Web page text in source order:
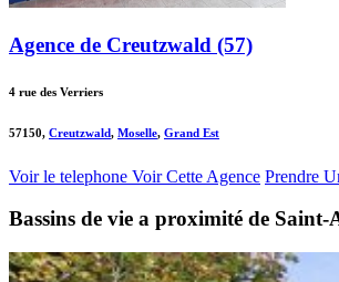
Agence de Creutzwald (57)
4 rue des Verriers
57150, Creutzwald, Moselle, Grand Est
Voir le telephone Voir Cette Agence Prendre
Bassins de vie a proximité de Saint-